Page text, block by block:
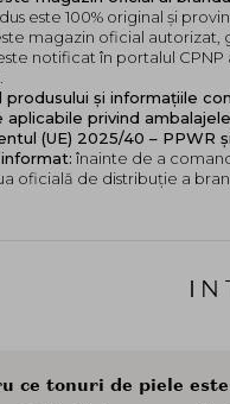
este 100% original și
magazin oficial
notificat în portalul
produsului și informațiile
aplicabile privind
(UE) 2025/40 – PPWR
înainte de a
oficială de distribuție a
ce tonuri de piele